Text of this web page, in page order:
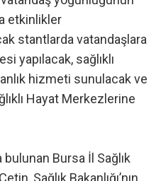
etkinlikler
stantlarda vatandaşlara
yapılacak, sağlıklı
hizmeti sunulacak ve
Hayat Merkezlerine
Bursa İl Sağlık
Sağlık Bakanlığı’nın